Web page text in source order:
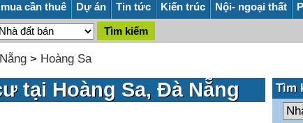
cần thuê Dự án Tin tức Kiến trúc Nội- ngoại thất
> Hoàng Sa
tại Hoàng Sa, Đà Nẵng Tìm